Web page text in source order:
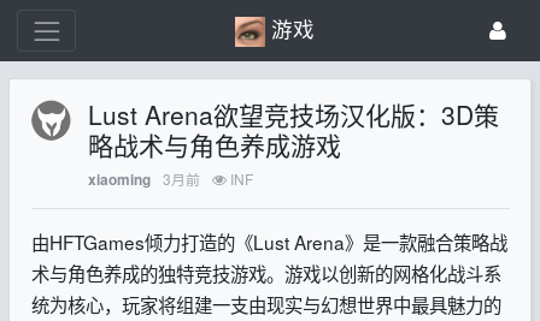
游戏
Lust Arena欲望竞技场汉化版：3D策
略战术与角色养成游戏
xiaoming 3月前 INF
由HFTGames倾力打造的《Lust Arena》是一款融合策略战
术与角色养成的独特竞技游戏。游戏以创新的网格化战斗系
统为核心，玩家将组建一支由现实与幻想世界中最具魅力的